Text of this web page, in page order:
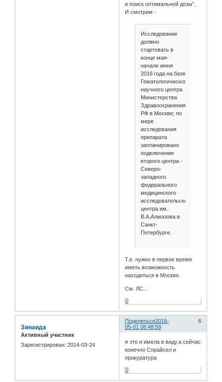
и поиск оптимальной дозы".
И смотрим -
Исследование
должно
стартовать в
конце мая-
начале июня
2016 года на базе
Гематологического
научного центра
Министерства
Здравоохранения
РФ в Москве; по
мере
исследования
препарата
запланировано
подключение
второго центра -
Северо-
западного
федерального
медицинского
исследовательского
центра им.
В.А.Алмазова в
Санкт-
Петербурге.
Т.е. нужно в первое время
иметь возможность
находиться в Москве.
См. ЛС...
0
Поделиться 6
2016-
05-01 08:48:59
Зинаида
Активный участник
Зарегистрирован: 2014-03-24
я это и имела в виду.а сейчас
конечно Спрайсел и
прокуратура
0